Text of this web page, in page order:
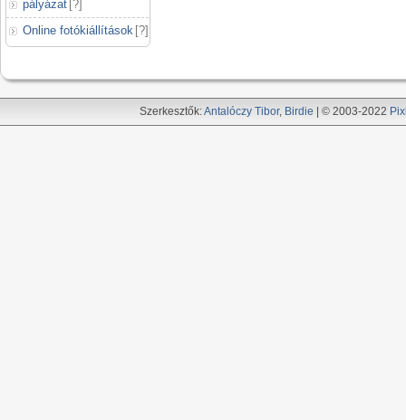
pályázat [?]
Online fotókiállítások [?]
Szerkesztők:Antalóczy Tibor, Birdie | © 2003-2022